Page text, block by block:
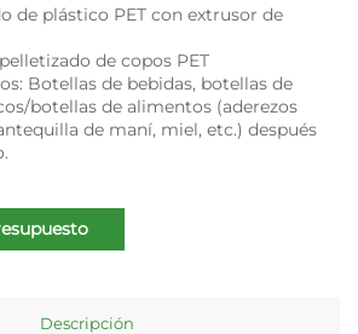
de plástico PET con extrusor de
de copos PET
Botellas de bebidas, botellas de
botellas de alimentos (aderezos
de maní, miel, etc.) después
Descripción